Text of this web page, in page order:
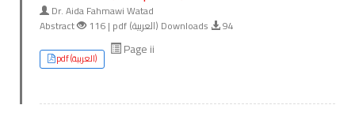
Dr. Aida Fahmawi Watad
Abstract
116 | pdf (العربية) Downloads 94
pdf (العربية) Page ii